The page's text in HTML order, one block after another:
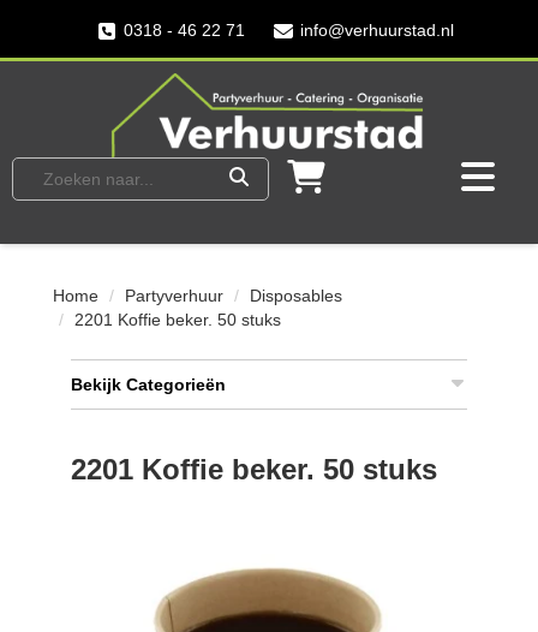
0318 - 46 22 71 info@verhuurstad.nl
Home Partyverhuur
Disposables
2201 Koffie beker. 50 stuks
Bekijk Categorieën
2201 Koffie beker. 50 stuks